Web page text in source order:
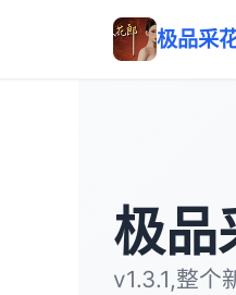
极品采
极品
v1.3.1,整个